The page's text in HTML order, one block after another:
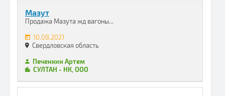
Мазут
Продажа Мазута жд вагоны...
10.08.2021
Свердловская область
Печенкин Артем
СУЛТАН - НК, ООО